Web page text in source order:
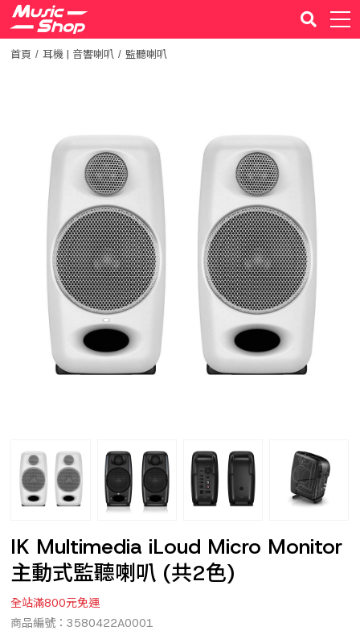
首頁 耳機 | 音響喇叭 監聽喇叭
IK Multimedia iLoud Micro Monitor
主動式監聽喇叭 (共2色)
全站滿800元免運
商品編號：3580422A0001